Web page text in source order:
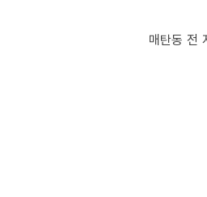
매탄동 전